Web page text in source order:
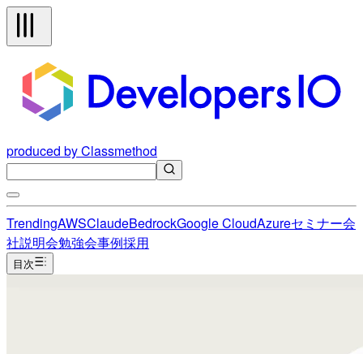
produced by Classmethod
TrendingAWSClaudeBedrockGoogle CloudAzureセミナー会
社説明会勉強会事例採用
目次